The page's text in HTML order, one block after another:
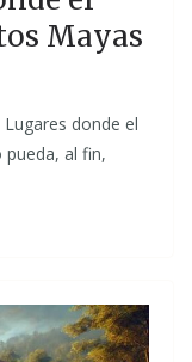
Mayas
donde el
al fin,